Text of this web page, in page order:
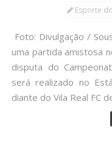
Esporte
Foto: Divulgação /
uma partida amistosa
disputa do
será realizado no
diante do Vila Real FC